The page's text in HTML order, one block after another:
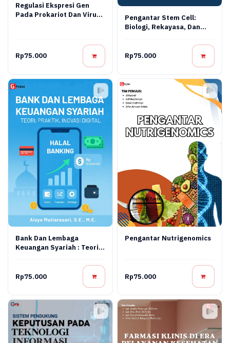
Regulasi Ekspresi Gen
Pada Prokariot Dan Virus:
Rp75.000
Pengantar Stem Cell:
Biologi, Rekayasa, Dan
Rp75.000
Bank Dan Lembaga
Keuangan Syariah : Teori,
Rp75.000
Pengantar Nutrigenomics
Rp75.000